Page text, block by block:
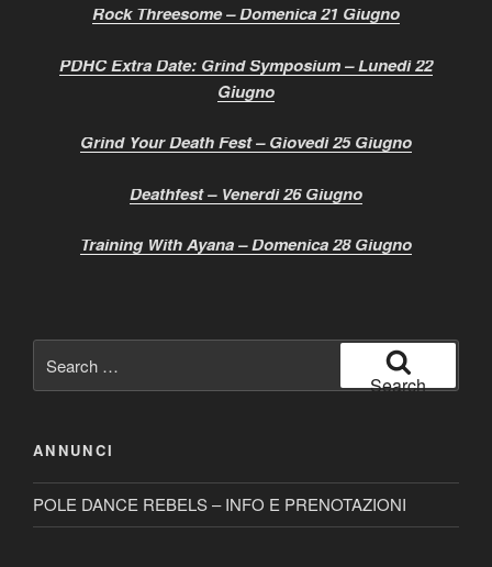
Rock Threesome – Domenica 21 Giugno
PDHC Extra Date: Grind Symposium – Lunedì 22
Giugno
Grind Your Death Fest – Giovedì 25 Giugno
Deathfest – Venerdì 26 Giugno
Training With Ayana – Domenica 28 Giugno
for:
Search
ANNUNCI
POLE DANCE REBELS – INFO E PRENOTAZIONI